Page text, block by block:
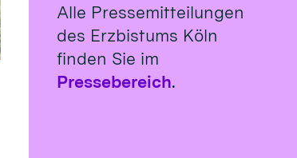
Alle Pressemitteilungen
des Erzbistums Köln
finden Sie im
Pressebereich.